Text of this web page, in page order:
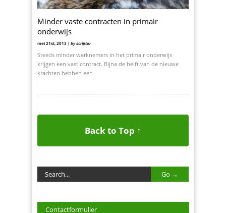
Minder vaste contracten in primair
onderwijs
mei 21st, 2013 | by scriptor
Steeds minder werknemers in het primair onderwijs
krijgen een vast contract. Bijna de helft van de nieuwe
krachten hebben een
Back to Top ↑
Contactformulier